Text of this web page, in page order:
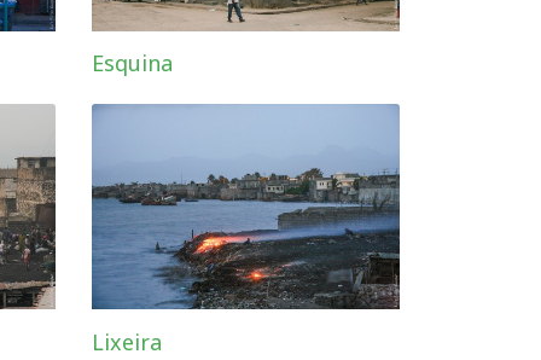
Esquina
Lixeira